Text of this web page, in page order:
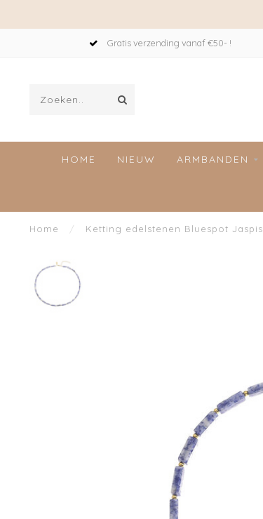
Gratis verzending vanaf €50- !
HOME NIEUW ARMBANDEN
Home / Ketting edelstenen Bluespot Jaspis